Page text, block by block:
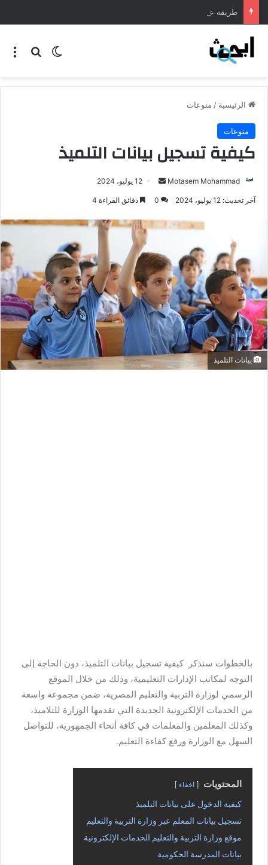
طريقة عمل المنسف الاردني
الرئيسية / منوعات
منوعات
كيفية تسجيل بيانات التلميذ
Motasem Mohammad 12 يوليو، 2024
آخر تحديث: 12 يوليو، 2024 0 دقائق القراءة 4
بيانات التلميذ
بالخطوات سنذكر كيفية تسجيل بيانات التلميذ، دون الحاجة إلى
التوجه لمكاتب الإدارات التعليمية، وذلك من خلال الموقع
الرسمي لوزارة التربية والتعليم المصرية، ضمن مجموعة واسعة
من الخدمات الإلكترونية الجديدة التي تقدمها الوزارة للتلاميذ،
وكذلك المعلمين والمعلمات في كافة أنحاء الجمهورية، للتواصل
السهل مع الوزارة ورفع كفاءة التعليم.
المحتويات اخفاء
كيفية الدخول على بيانات التلميذ
تسجيل بيانات المعلم عبر وزارة التربية والتعليم
موقع وزارة التربية والتعليم الخدمات الإلكترونية
بيانات المدرسة الحكومية